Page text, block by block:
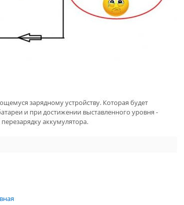
зарядному устройству. Которая будет
и при достижении выставленного уровня -
аккумулятора.